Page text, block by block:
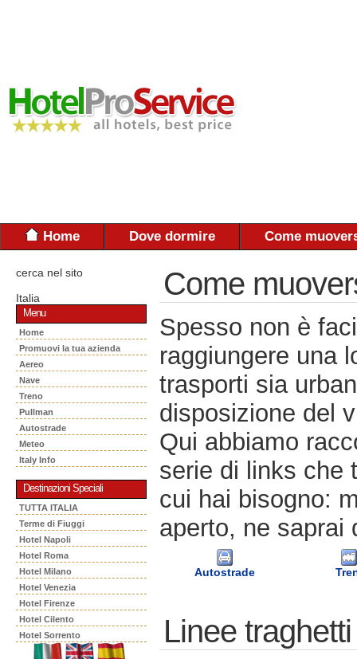
Home Dove dormire Come
cerca nel sito
Italia
Menu
Home
Promuovi la tua azienda
Aereo
Nave
Treno
Pullman
Autostrade
Meteo
Italy Info
Destinazioni Speciali
TUTTA ITALIA
Terme di Fiuggi
Hotel Napoli
Hotel Roma
Hotel Milano
Hotel Venezia
Hotel Firenze
Hotel Cilento
Hotel Sorrento
Come
Spesso non è
raggiungere una
trasporti sia
disposizione del
Qui abbiamo
serie di links che
cui hai bisogno:
aperto, ne saprai
Autostrade
Linee